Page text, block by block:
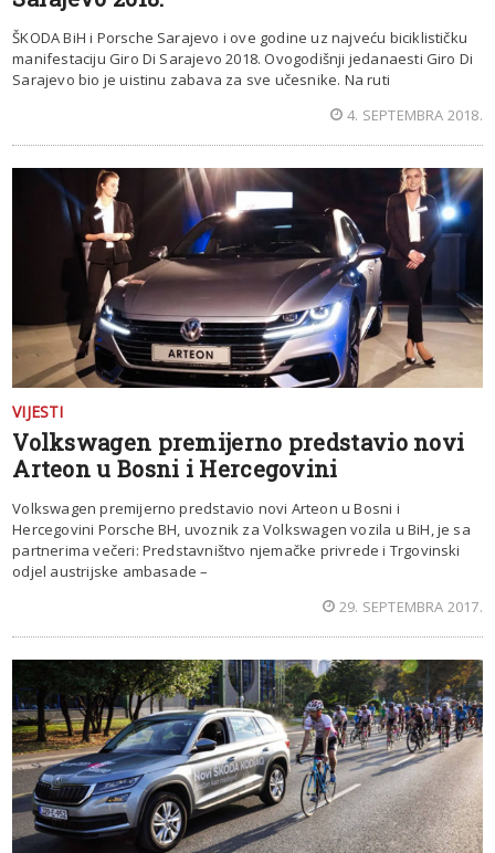
ŠKODA BiH i Porsche Sarajevo i ove godine uz najveću biciklističku
manifestaciju Giro Di Sarajevo 2018. Ovogodišnji jedanaesti Giro Di
Sarajevo bio je uistinu zabava za sve učesnike. Na ruti
4. SEPTEMBRA 2018.
VIJESTI
Volkswagen premijerno predstavio novi
Arteon u Bosni i Hercegovini
Volkswagen premijerno predstavio novi Arteon u Bosni i
Hercegovini Porsche BH, uvoznik za Volkswagen vozila u BiH, je sa
partnerima večeri: Predstavništvo njemačke privrede i Trgovinski
odjel austrijske ambasade –
29. SEPTEMBRA 2017.